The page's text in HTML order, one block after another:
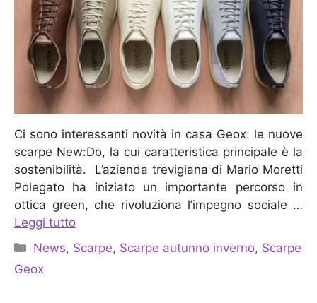
Ci sono interessanti novità in casa Geox: le nuove
scarpe New:Do, la cui caratteristica principale è la
sostenibilità. L’azienda trevigiana di Mario Moretti
Polegato ha iniziato un importante percorso in
ottica green, che rivoluziona l’impegno sociale …
Leggi tutto
Categorie
News, Scarpe, Scarpe autunno inverno, Scarpe
Geox